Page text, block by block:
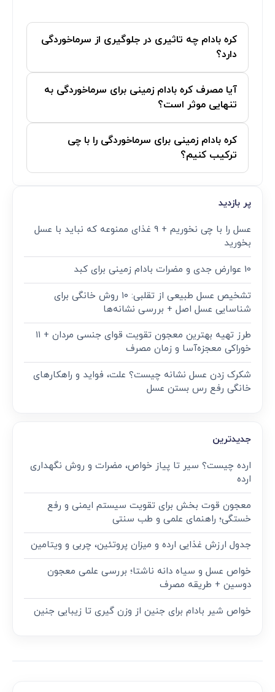
کره بادام چه تاثیری در جلوگیری از سرماخوردگی
دارد؟
آیا مصرف کره بادام زمینی برای سرماخوردگی به
تنهایی موثر است؟
کره بادام زمینی برای سرماخوردگی را با چی
ترکیب کنیم؟
پر بازدید
عسل را با چی نخوریم + 9 غذای ممنوعه که نباید با عسل
بخورید
10 عوارض جدی و مضرات بادام زمینی برای کبد
تشخیص عسل طبیعی از تقلبی: ۱۰ روش خانگی برای
شناسایی عسل اصل + بررسی نشانه‌ها
طرز تهیه بهترین معجون تقویت قوای جنسی مردان + ۱۱
خوراکی معجزه‌آسا و زمان مصرف
شکرک زدن عسل نشانه چیست؟ علت، فواید و راهکارهای
خانگی رفع رس بستن عسل
جدیدترین
ارده چیست؟ سیر تا پیاز خواص، مضرات و روش نگهداری
ارده
معجون قوت‌ بخش برای تقویت سیستم ایمنی و رفع
خستگی؛ راهنمای علمی و طب سنتی
جدول ارزش غذایی ارده و میزان پروتئین، چربی و ویتامین
خواص عسل و سیاه دانه ناشتا؛ بررسی علمی معجون
دوسین + طریقه مصرف
خواص شیر بادام برای جنین از وزن گیری تا زیبایی جنین